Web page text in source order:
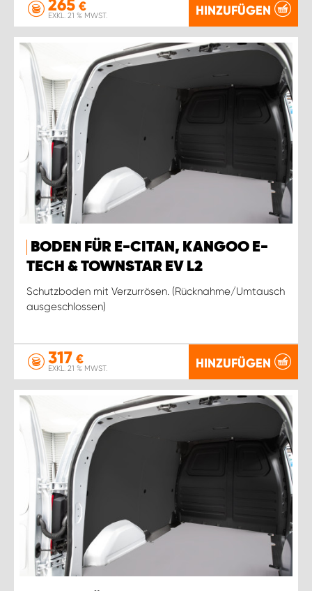
265 €
EXKL. 21 % MWST. HINZUFÜGEN
BODEN FÜR E-CITAN, KANGOO E-
TECH & TOWNSTAR EV L2
Schutzboden mit Verzurrösen. (Rücknahme/Umtausch
ausgeschlossen)
317 €
EXKL. 21 % MWST. HINZUFÜGEN